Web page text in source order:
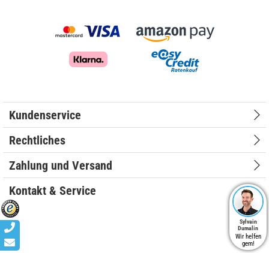
Kundenservice
Rechtliches
Zahlung und Versand
Kontakt & Service
Sylvain
Dumalin
Wir helfen
gern!